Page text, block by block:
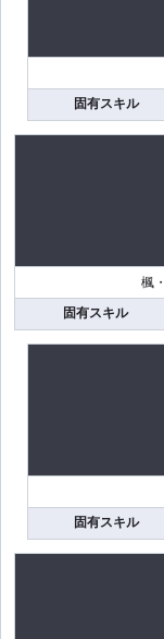
固有スキル
楓
固有スキル
固有スキル